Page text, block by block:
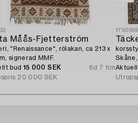
Måås-Fjetterström
"Renaissance", rölakan, ca 213 x
signerad MMF.
bud 15 000 SEK
6d 7 tim
20 000 SEK